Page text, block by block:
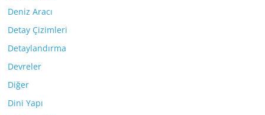
Deniz Aracı
Detay Çizimleri
Detaylandırma
Devreler
Diğer
Dini Yapı